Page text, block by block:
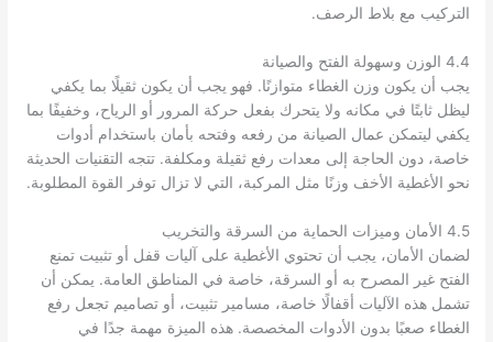
التركيب مع بلاط الرصف.
4.4 الوزن وسهولة الفتح والصيانة
يجب أن يكون وزن الغطاء متوازنًا. فهو يجب أن يكون ثقيلًا بما يكفي
ليظل ثابتًا في مكانه ولا يتحرك بفعل حركة المرور أو الرياح، وخفيفًا بما
يكفي ليتمكن عمال الصيانة من رفعه وفتحه بأمان باستخدام أدوات
خاصة، دون الحاجة إلى معدات رفع ثقيلة ومكلفة. تتجه التقنيات الحديثة
نحو الأغطية الأخف وزنًا مثل المركبة، التي لا تزال توفر القوة المطلوبة.
4.5 الأمان وميزات الحماية من السرقة والتخريب
لضمان الأمان، يجب أن تحتوي الأغطية على آليات قفل أو تثبيت تمنع
الفتح غير المصرح به أو السرقة، خاصة في المناطق العامة. يمكن أن
تشمل هذه الآليات أقفالًا خاصة، مسامير تثبيت، أو تصاميم تجعل رفع
الغطاء صعبًا بدون الأدوات المخصصة. هذه الميزة مهمة جدًا في